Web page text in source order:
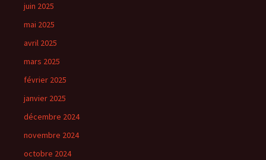
juin 2025
mai 2025
avril 2025
mars 2025
février 2025
janvier 2025
décembre 2024
novembre 2024
octobre 2024